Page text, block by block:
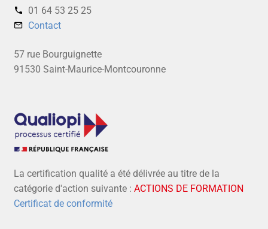
01 64 53 25 25‬
Contact
57 rue Bourguignette
91530 Saint-Maurice-Montcouronne
La certification qualité a été délivrée au titre de la
catégorie d'action suivante : ACTIONS DE FORMATION
Certificat de conformité